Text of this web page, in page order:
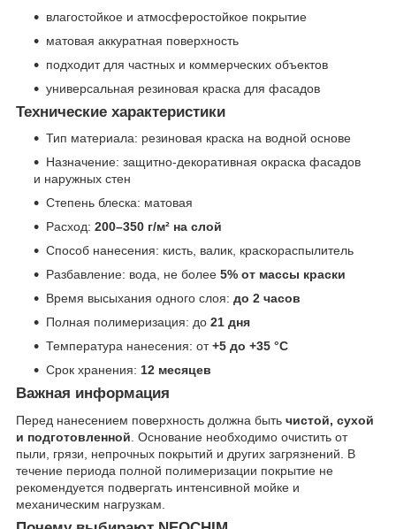
влагостойкое и атмосферостойкое покрытие
матовая аккуратная поверхность
подходит для частных и коммерческих объектов
универсальная резиновая краска для фасадов
Технические характеристики
Тип материала: резиновая краска на водной основе
Назначение: защитно-декоративная окраска фасадов
и наружных стен
Степень блеска: матовая
Расход: 200–350 г/м² на слой
Способ нанесения: кисть, валик, краскораспылитель
Разбавление: вода, не более 5% от массы краски
Время высыхания одного слоя: до 2 часов
Полная полимеризация: до 21 дня
Температура нанесения: от+5 до +35 °C
Срок хранения: 12 месяцев
Важная информация
Перед нанесением поверхность должна быть чистой, сухой
и подготовленной. Основание необходимо очистить от
пыли, грязи, непрочных покрытий и других загрязнений. В
течение периода полной полимеризации покрытие не
рекомендуется подвергать интенсивной мойке и
механическим нагрузкам.